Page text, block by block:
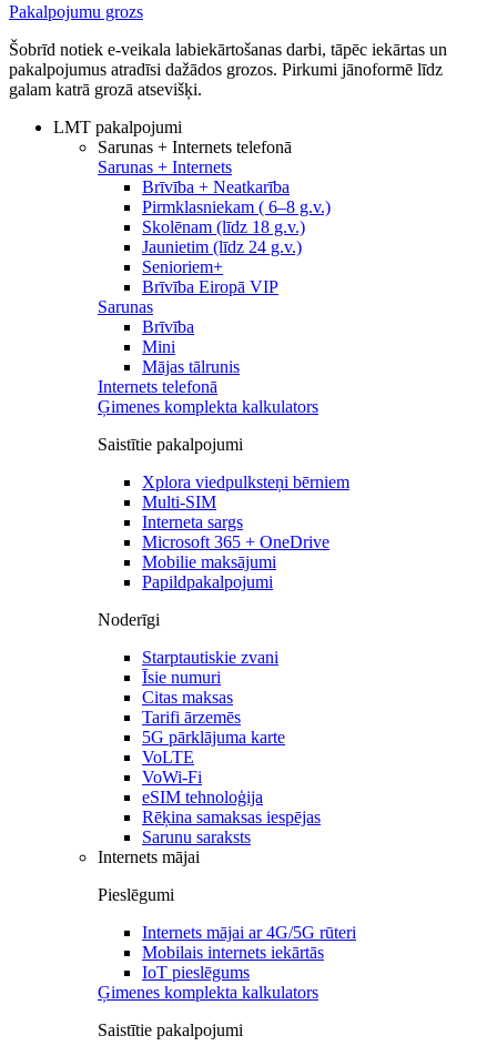
Pakalpojumu grozs
Šobrīd notiek e-veikala labiekārtošanas darbi, tāpēc iekārtas un
pakalpojumus atradīsi dažādos grozos. Pirkumi jānoformē līdz
galam katrā grozā atsevišķi.
LMT pakalpojumi
Sarunas + Internets telefonā
Sarunas + Internets
Brīvība + Neatkarība
Pirmklasniekam ( 6–8 g.v.)
Skolēnam (līdz 18 g.v.)
Jaunietim (līdz 24 g.v.)
Senioriem+
Brīvība Eiropā VIP
Sarunas
Brīvība
Mini
Mājas tālrunis
Internets telefonā
Ģimenes komplekta kalkulators
Saistītie pakalpojumi
Xplora viedpulksteņi bērniem
Multi-SIM
Interneta sargs
Microsoft 365 + OneDrive
Mobilie maksājumi
Papildpakalpojumi
Noderīgi
Starptautiskie zvani
Īsie numuri
Citas maksas
Tarifi ārzemēs
5G pārklājuma karte
VoLTE
VoWi-Fi
eSIM tehnoloģija
Rēķina samaksas iespējas
Sarunu saraksts
Internets mājai
Pieslēgumi
Internets mājai ar 4G/5G rūteri
Mobilais internets iekārtās
IoT pieslēgums
Ģimenes komplekta kalkulators
Saistītie pakalpojumi